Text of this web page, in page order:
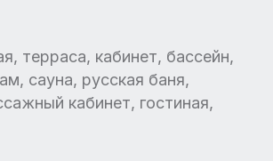
терраса, кабинет, бассейн,
сауна, русская баня,
кабинет, гостиная,